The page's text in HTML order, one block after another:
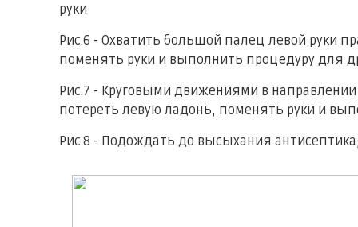
руки
Рис.6 - Охватить большой палец левой руки
поменять руки и выполнить процедуру для
Рис.7 - Круговыми движениями в
потереть левую ладонь, поменять руки и
Рис.8 - Подождать до высыхания